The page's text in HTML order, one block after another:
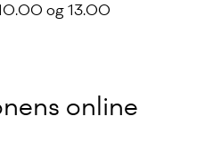
og 13.00
online